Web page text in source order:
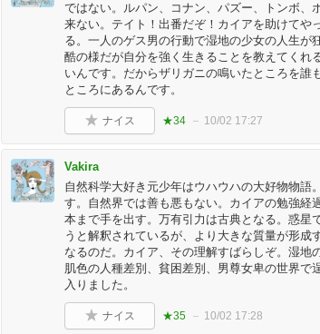
ではない。ルパン、コナン、パズー、トンボ、
来ない。テイト！出番だぞ！カイアを助けてや
る。一人のゲス男の行動で湿地の少女の人生が
酷の様だが自分を強く生きることを教えてくれ
いんです。だからザリガニの鳴いたところを誰
ところにあるんです。
ナイス ★34 10/02 17:27
Vakira
自然科学大好き元少年はウハウハの大好物物語
す。自然界では善も悪もない。カイアの勉強経
本まで手を出す。万有引力は古典となる。惑星
うと解釈されているが、より大きな質量が形成
なるのだ。カイア、その理解すばらしぞ。湿地
肌色の人種差別、貧困差別、男尊女卑の世界で
入りました。
ナイス ★35 10/02 17:28